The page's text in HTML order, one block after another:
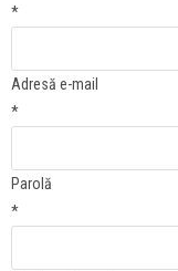
*
Adresă e-mail
*
Parolă
*